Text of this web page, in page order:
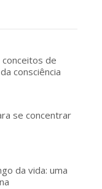
de
consciência
se concentrar
da vida: uma